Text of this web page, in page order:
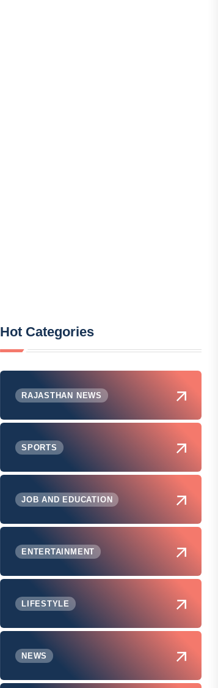
Hot Categories
RAJASTHAN NEWS
SPORTS
JOB AND EDUCATION
ENTERTAINMENT
LIFESTYLE
NEWS